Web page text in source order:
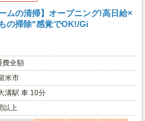
ムの清掃】オープニング!高日給×
の掃除"感覚でOK!/Gi
費全額
米市
溝駅 車 10分
以上